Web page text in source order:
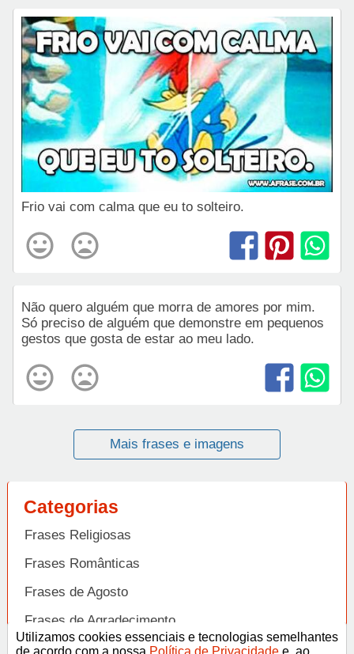
Frio vai com calma que eu to solteiro.
Não quero alguém que morra de amores por mim.
Só preciso de alguém que demonstre em pequenos
gestos que gosta de estar ao meu lado.
Mais frases e imagens
Categorias
Frases Religiosas
Frases Românticas
Frases de Agosto
Frases de Agradecimento
Frases de Amizade
Utilizamos cookies essenciais e tecnologias semelhantes
de acordo com a nossa Política de Privacidade e, ao